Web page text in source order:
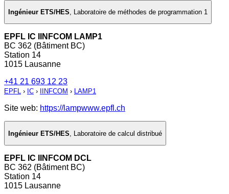
Ingénieur ETS/HES, Laboratoire de méthodes de programmation 1
EPFL IC IINFCOM LAMP1
BC 362 (Bâtiment BC)
Station 14
1015 Lausanne
+41 21 693 12 23
EPFL › IC › IINFCOM › LAMP1
Site web: https://lampwww.epfl.ch
Ingénieur ETS/HES Laboratoire de calcul distribué
EPFL IC IINFCOM DCL
BC 362 (Bâtiment BC)
Station 14
1015 Lausanne